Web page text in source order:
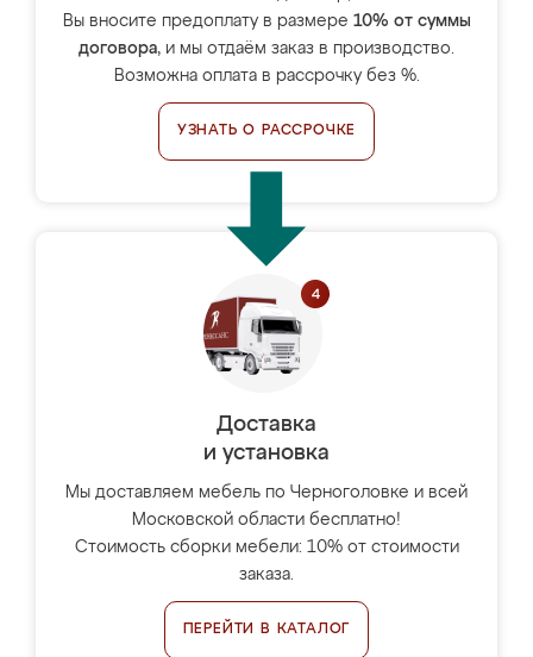
Вы вносите предоплату в размере 10% от суммы
договора, и мы отдаём заказ в производство.
Возможна оплата в рассрочку без %.
УЗНАТЬ О РАССРОЧКЕ
Доставка
и установка
Мы доставляем мебель по Черноголовке и всей
Московской области бесплатно!
Стоимость сборки мебели: 10% от стоимости
заказа.
ПЕРЕЙТИ В КАТАЛОГ